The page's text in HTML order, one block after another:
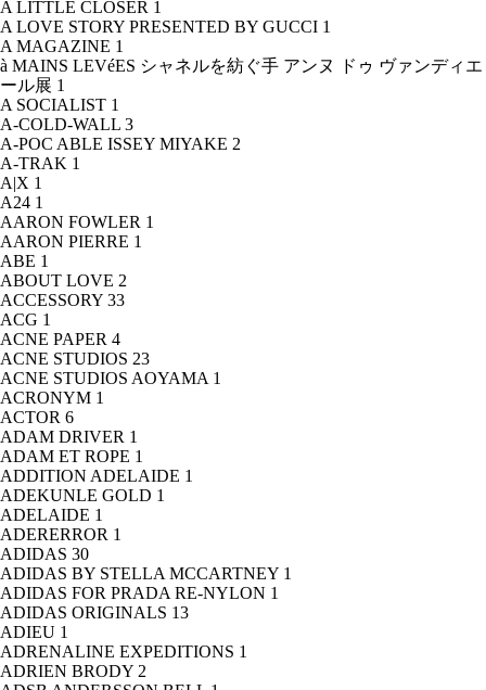
A LITTLE CLOSER 1
A LOVE STORY PRESENTED BY GUCCI 1
A MAGAZINE 1
à MAINS LEVéES シャネルを紡ぐ手 アンヌ ドゥ ヴァンディエ
ール展 1
A SOCIALIST 1
A-COLD-WALL 3
A-POC ABLE ISSEY MIYAKE 2
A-TRAK 1
A|X 1
A24 1
AARON FOWLER 1
AARON PIERRE 1
ABE 1
ABOUT LOVE 2
ACCESSORY 33
ACG 1
ACNE PAPER 4
ACNE STUDIOS 23
ACNE STUDIOS AOYAMA 1
ACRONYM 1
ACTOR 6
ADAM DRIVER 1
ADAM ET ROPE 1
ADDITION ADELAIDE 1
ADEKUNLE GOLD 1
ADELAIDE 1
ADERERROR 1
ADIDAS 30
ADIDAS BY STELLA MCCARTNEY 1
ADIDAS FOR PRADA RE-NYLON 1
ADIDAS ORIGINALS 13
ADIEU 1
ADRENALINE EXPEDITIONS 1
ADRIEN BRODY 2